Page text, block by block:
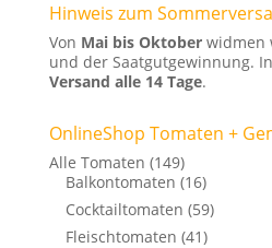
Hinweis zum
Von Mai bis Oktoberwidmen
und der Saatgutgewinnung.
Versand alle 14 Tage.
OnlineShop Tomaten +
Alle Tomaten (149)
Balkontomaten (16)
Cocktailtomaten (59)
Fleischtomaten (41)